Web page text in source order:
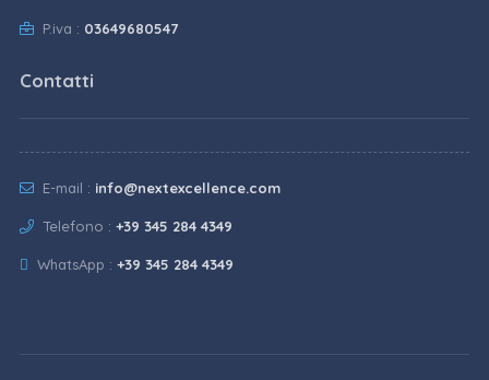
P.iva : 03649680547
Contatti
E-mail : info@nextexcellence.com
Telefono : +39 345 284 4349
WhatsApp : +39 345 284 4349